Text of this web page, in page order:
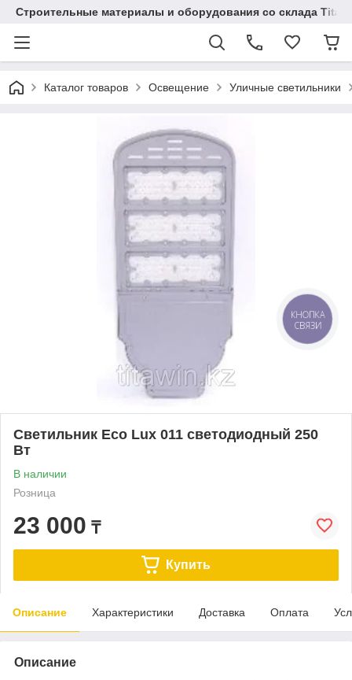
Строительные материалы и оборудования со склада
Каталог товаров Освещение Уличные светильники
Светильник Eco Lux 011 светодиодный 250
Вт
В наличии
Розница
23 000 ₸
Купить
Описание Характеристики Доставка Оплата
Описание
КНОПКА
СВЯЗИ